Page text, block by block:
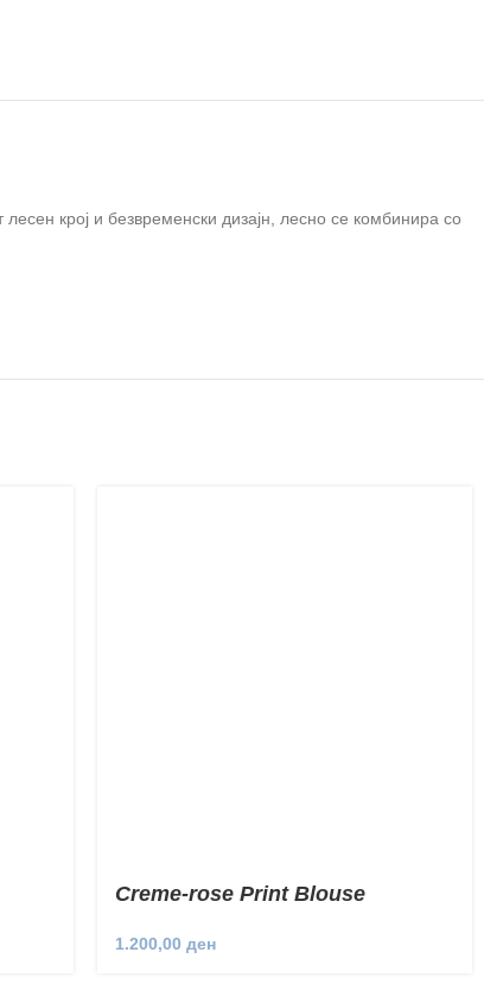
крој и безвременски дизајн, лесно се комбинира со
Creme-rose Print Blouse
1.200,00 ден